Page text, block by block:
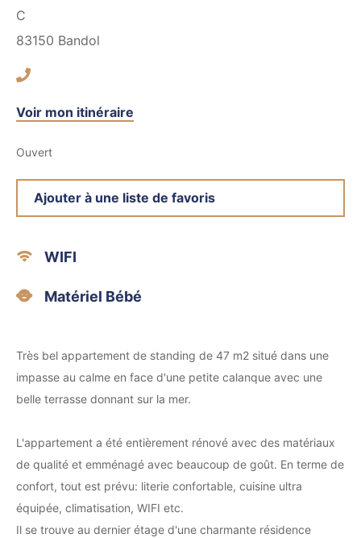
C
83150 Bandol
Voir mon itinéraire
Ouvert
Ajouter à une liste de favoris
WIFI
Matériel Bébé
Très bel appartement de standing de 47 m2 situé dans une
impasse au calme en face d'une petite calanque avec une
belle terrasse donnant sur la mer.
L'appartement a été entièrement rénové avec des matériaux
de qualité et emménagé avec beaucoup de goût. En terme de
confort, tout est prévu: literie confortable, cuisine ultra
équipée, climatisation, WIFI etc.
Il se trouve au dernier étage d'une charmante résidence